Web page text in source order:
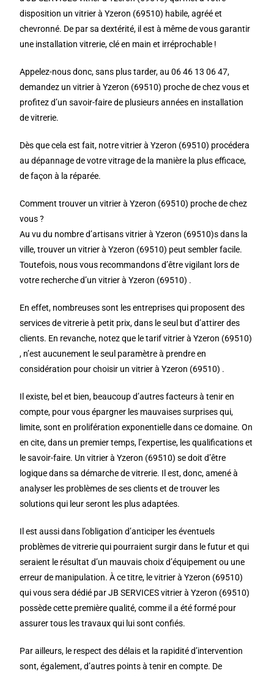
disposition un vitrier à Yzeron (69510) habile, agréé et
chevronné. De par sa dextérité, il est à même de vous garantir
une installation vitrerie, clé en main et irréprochable !
Appelez-nous donc, sans plus tarder, au 06 46 13 06 47,
demandez un vitrier à Yzeron (69510) proche de chez vous et
profitez d’un savoir-faire de plusieurs années en installation
de vitrerie.
Dès que cela est fait, notre vitrier à Yzeron (69510) procédera
au dépannage de votre vitrage de la manière la plus efficace,
de façon à la réparée.
Comment trouver un vitrier à Yzeron (69510) proche de chez
vous ?
Au vu du nombre d’artisans vitrier à Yzeron (69510)s dans la
ville, trouver un vitrier à Yzeron (69510) peut sembler facile.
Toutefois, nous vous recommandons d’être vigilant lors de
votre recherche d’un vitrier à Yzeron (69510) .
En effet, nombreuses sont les entreprises qui proposent des
services de vitrerie à petit prix, dans le seul but d’attirer des
clients. En revanche, notez que le tarif vitrier à Yzeron (69510)
, n’est aucunement le seul paramètre à prendre en
considération pour choisir un vitrier à Yzeron (69510) .
Il existe, bel et bien, beaucoup d’autres facteurs à tenir en
compte, pour vous épargner les mauvaises surprises qui,
limite, sont en prolifération exponentielle dans ce domaine. On
en cite, dans un premier temps, l’expertise, les qualifications et
le savoir-faire. Un vitrier à Yzeron (69510) se doit d’être
logique dans sa démarche de vitrerie. Il est, donc, amené à
analyser les problèmes de ses clients et de trouver les
solutions qui leur seront les plus adaptées.
Il est aussi dans l’obligation d’anticiper les éventuels
problèmes de vitrerie qui pourraient surgir dans le futur et qui
seraient le résultat d’un mauvais choix d’équipement ou une
erreur de manipulation. À ce titre, le vitrier à Yzeron (69510)
qui vous sera dédié par JB SERVICES vitrier à Yzeron (69510)
possède cette première qualité, comme il a été formé pour
assurer tous les travaux qui lui sont confiés.
Par ailleurs, le respect des délais et la rapidité d’intervention
sont, également, d’autres points à tenir en compte. De